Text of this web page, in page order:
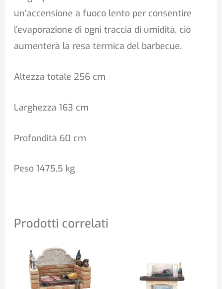
un’accensione a fuoco lento per consentire
l’evaporazione di ogni traccia di umidità, ciò
aumenterà la resa termica del barbecue.
Altezza totale 256 cm
Larghezza 163 cm
Profondità 60 cm
Peso 1475,5 kg
Prodotti correlati